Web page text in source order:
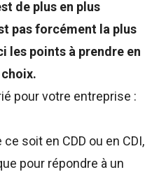
de plus en plus
pas forcément la plus
les points à prendre en
pour votre entreprise :
soit en CDD ou en CDI,
pour répondre à un